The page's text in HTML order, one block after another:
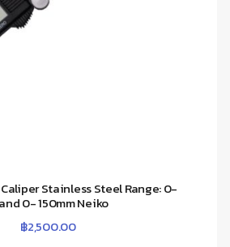
Stainless Steel Range: 0-
0- 150mm Neiko
฿2,500.00